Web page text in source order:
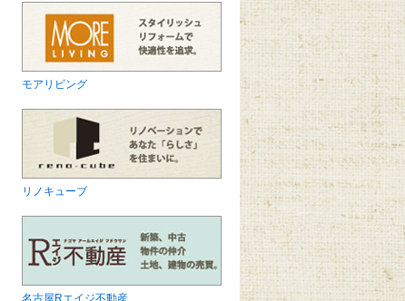
モアリビング
リノキューブ
名古屋Rエイジ不動産